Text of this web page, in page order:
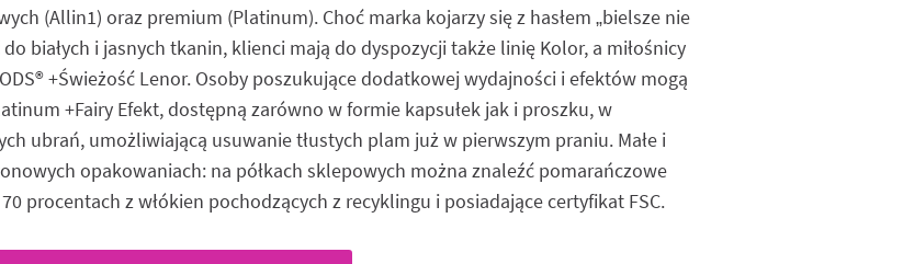
(Allin1) oraz premium (Platinum). Choć marka kojarzy się z hasłem „bielsze nie
białych i jasnych tkanin, klienci mają do dyspozycji także linię Kolor, a miłośnicy
+Świeżość Lenor. Osoby poszukujące dodatkowej wydajności i efektów mogą
+Fairy Efekt, dostępną zarówno w formie kapsułek jak i proszku, w
ubrań, umożliwiającą usuwanie tłustych plam już w pierwszym praniu. Małe i
opakowaniach: na półkach sklepowych można znaleźć pomarańczowe
procentach z włókien pochodzących z recyklingu i posiadające certyfikat FSC.